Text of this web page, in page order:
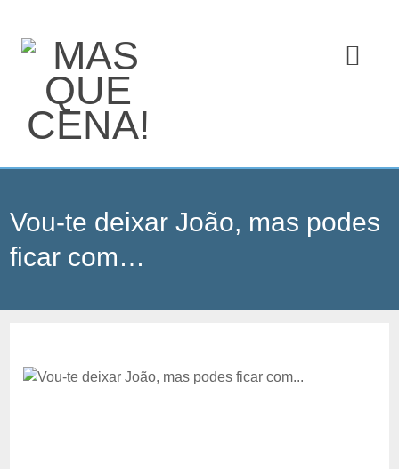
Vou-te deixar João, mas podes
ficar com…